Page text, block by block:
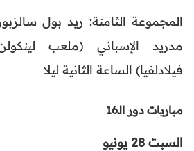
المجموعة الثامنة: ريد بول
مدريد الإسباني (ملعب
فيلادلفيا) الساعة الثانية ليلا
مباريات دور الـ16
السبت 28 يونيو